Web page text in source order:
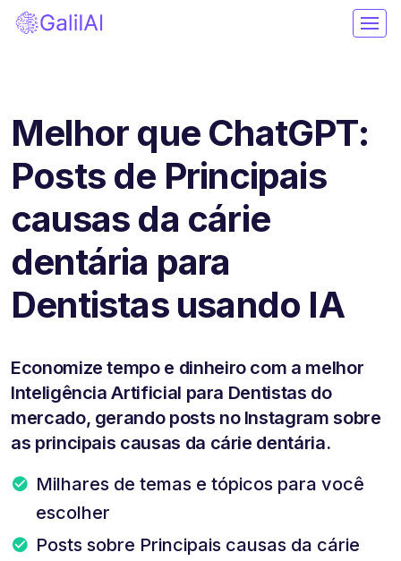
Melhor que ChatGPT:
Posts de Principais
causas da cárie
dentária para
Dentistas usando IA
Economize tempo e dinheiro com a melhor
Inteligência Artificial para Dentistas do
mercado, gerando posts no Instagram sobre
as principais causas da cárie dentária.
Milhares de temas e tópicos para você
escolher
Posts sobre Principais causas da cárie